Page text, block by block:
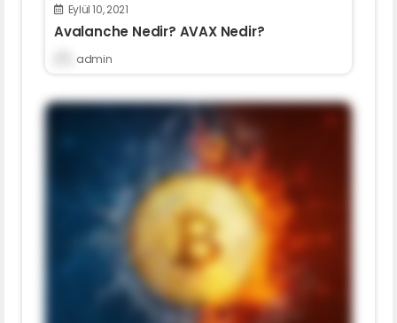
Eylül 10, 2021
Avalanche Nedir? AVAX Nedir?
admin